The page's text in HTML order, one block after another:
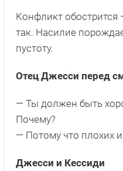
Конфликт
так. Насилие
пустоту.
Отец Джесси перед
— Ты должен быть
Почему?
— Потому что плохих
Джесси и Кессиди